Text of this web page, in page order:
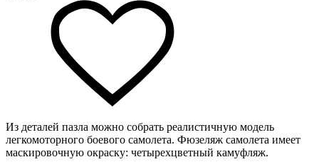
Из деталей пазла можно собрать реалистичную модель
легкомоторного боевого самолета. Фюзеляж самолета имеет
маскировочную окраску: четырехцветный камуфляж.